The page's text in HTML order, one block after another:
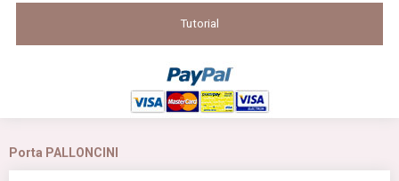
Tutorial
Porta PALLONCINI